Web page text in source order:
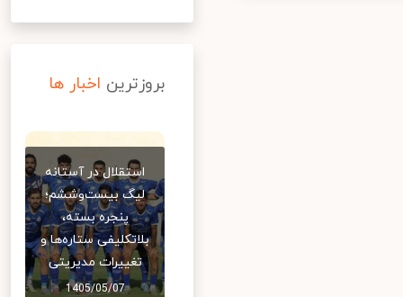
بروزترین اخبار ها
استقلال در آستانه
لیگ بیست‌وششم؛
پنجره بسته،
بلاتکلیفی ستاره‌ها و
تغییرات مدیریتی
1405/05/07